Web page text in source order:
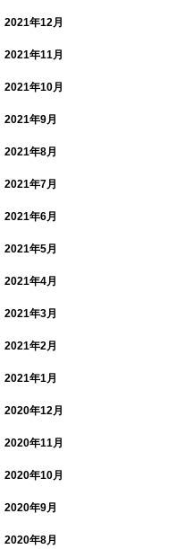
2021年12月
2021年11月
2021年10月
2021年9月
2021年8月
2021年7月
2021年6月
2021年5月
2021年4月
2021年3月
2021年2月
2021年1月
2020年12月
2020年11月
2020年10月
2020年9月
2020年8月